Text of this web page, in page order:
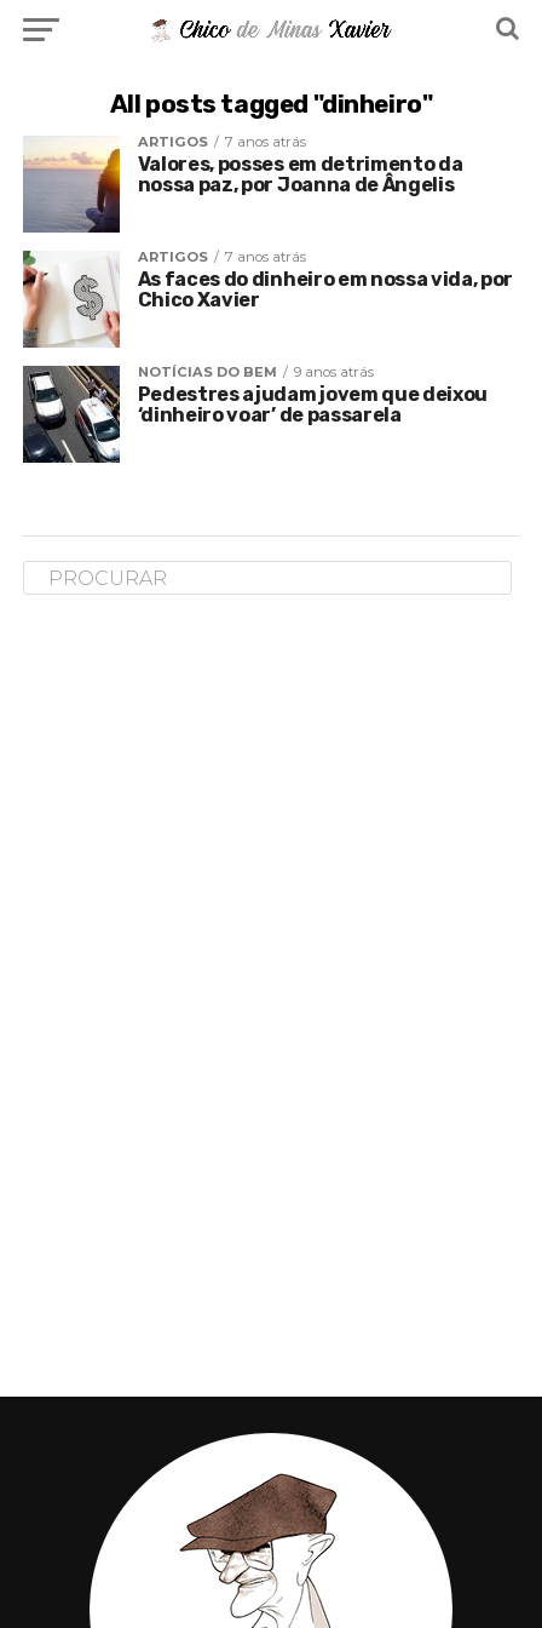
All posts tagged "dinheiro"
ARTIGOS 7 anos atrás
Valores, posses em detrimento da
nossa paz, por Joanna de Ângelis
ARTIGOS 7 anos atrás
As faces do dinheiro em nossa vida, por
Chico Xavier
NOTÍCIAS DO BEM 9 anos atrás
Pedestres ajudam jovem que deixou
‘dinheiro voar’ de passarela